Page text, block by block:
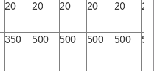
20 20 20 20 20 20
350 500 500 500 500 500